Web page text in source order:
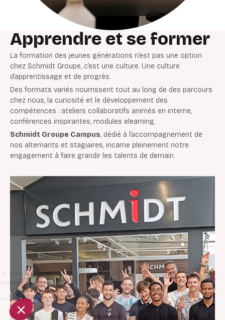
Apprendre et se former
La formation des jeunes générations n’est pas une option
chez Schmidt Groupe, c’est une culture. Une culture
d’apprentissage et de progrès.
Des formats variés nourrissent tout au long de des parcours
chez nous, la curiosité et le développement des
compétences : ateliers collaboratifs animés en interne,
conférences inspirantes, modules elearning.
Schmidt Groupe Campus, dédié à l’accompagnement de
nos alternants et stagiaires, incarne pleinement notre
engagement à faire grandir les talents de demain.
Votre choix
Ce site utilise des cookies et vous donne le
contrôle sur ce que vous souhaitez activer
Consentements certifiés par
Non merci Je choisis OK pour moi